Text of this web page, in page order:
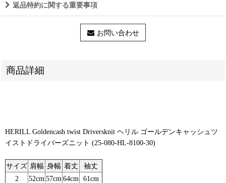
返品特約に関する重要事項
お問い合わせ
商品詳細
HERILL Goldencash twist Driversknit ヘリル ゴールデンキャッシュツ
イストドライバーズニット (25-080-HL-8100-30)
サイズ 肩幅 身幅 着丈
袖丈
2
52cm 57cm 64cm
61cm